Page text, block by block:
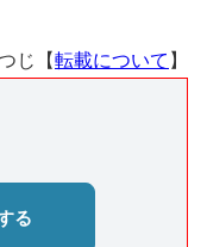
じ【転載について 】